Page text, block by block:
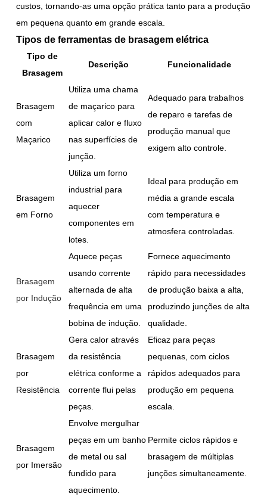
custos, tornando-as uma opção prática tanto para a produção
em pequena quanto em grande escala.
Tipos de ferramentas de brasagem elétrica
Tipo de
Brasagem
Descrição Funcionalidade
Brasagem
com
Maçarico
Utiliza uma chama
de maçarico para
aplicar calor e fluxo
nas superfícies de
junção.
Adequado para trabalhos
de reparo e tarefas de
produção manual que
exigem alto controle.
Brasagem
em Forno
Utiliza um forno
industrial para
aquecer
componentes em
lotes.
Ideal para produção em
média a grande escala
com temperatura e
atmosfera controladas.
Brasagem
por Indução
Aquece peças
usando corrente
alternada de alta
frequência em uma
bobina de indução.
Fornece aquecimento
rápido para necessidades
de produção baixa a alta,
produzindo junções de alta
qualidade.
Brasagem
por
Resistência
Gera calor através
da resistência
elétrica conforme a
corrente flui pelas
peças.
Eficaz para peças
pequenas, com ciclos
rápidos adequados para
produção em pequena
escala.
Brasagem
por Imersão
Envolve mergulhar
peças em um banho
de metal ou sal
fundido para
aquecimento.
Permite ciclos rápidos e
brasagem de múltiplas
junções simultaneamente.